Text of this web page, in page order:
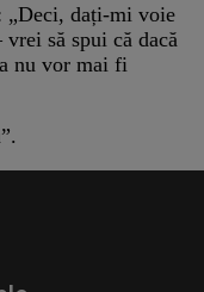
„Deci, dați-mi voie
să spui că dacă
nu vor mai fi